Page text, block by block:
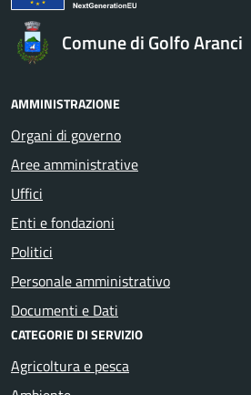
Comune di Golfo Aranci
AMMINISTRAZIONE
Organi di governo
Aree amministrative
Uffici
Enti e fondazioni
Politici
Personale amministrativo
Documenti e Dati
CATEGORIE DI SERVIZIO
Agricoltura e pesca